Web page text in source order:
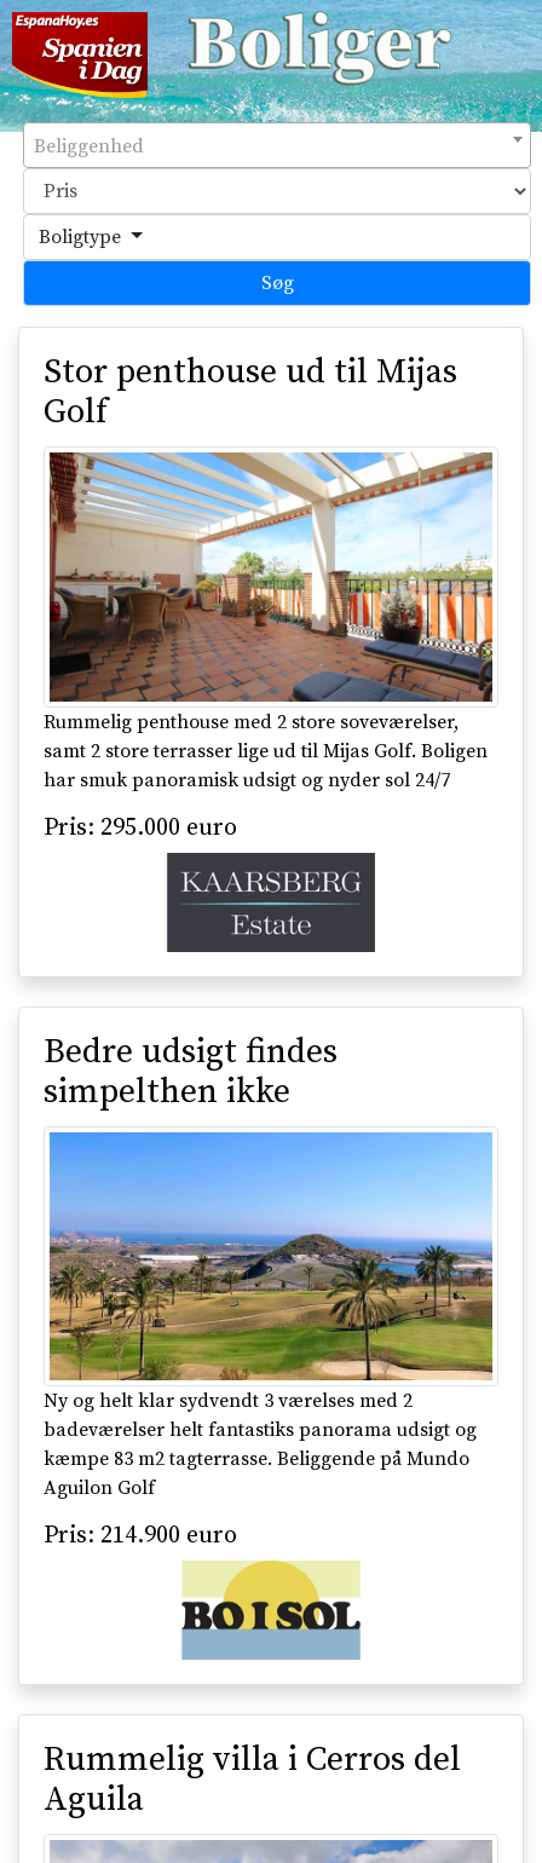
Beliggenhed
Boligtype
Stor penthouse ud til Mijas
Golf
Rummelig penthouse med 2 store soveværelser,
samt 2 store terrasser lige ud til Mijas Golf. Boligen
har smuk panoramisk udsigt og nyder sol 24/7
Pris: 295.000 euro
Bedre udsigt findes
simpelthen ikke
Ny og helt klar sydvendt 3 værelses med 2
badeværelser helt fantastiks panorama udsigt og
kæmpe 83 m2 tagterrasse. Beliggende på Mundo
Aguilon Golf
Pris: 214.900 euro
Rummelig villa i Cerros del
Aguila